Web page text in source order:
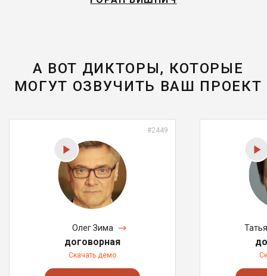
А ВОТ ДИКТОРЫ, КОТОРЫЕ
МОГУТ ОЗВУЧИТЬ ВАШ ПРОЕКТ
#2449
Олег Зима
договорная
Скачать демо